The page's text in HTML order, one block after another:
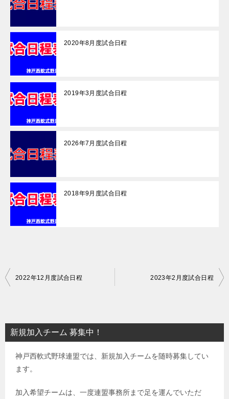
2020年8月度試合日程
2019年3月度試合日程
2026年7月度試合日程
2018年9月度試合日程
投
ビ
ゲ
2022年12月度試合日程 2023年2月度試合日程
新規加入チーム 募集中！
神戸西軟式野球連盟では、新規加入チームを随時募集してい
ます。
加入希望チームは、一度連盟事務所まで足を運んでいただ